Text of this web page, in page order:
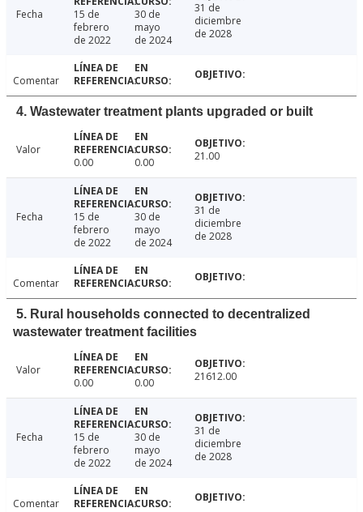
Fecha
15 de
febrero
de 2022
30 de
mayo
de 2024
31 de
diciembre
de 2028
Comentar
4. Wastewater treatment plants upgraded or built
Valor
0.00
0.00 21.00
Fecha
15 de
febrero
de 2022
30 de
mayo
de 2024
31 de
diciembre
de 2028
Comentar
5. Rural households connected to decentralized
wastewater treatment facilities
Valor
0.00
0.00 21612.00
Fecha
15 de
febrero
de 2022
30 de
mayo
de 2024
31 de
diciembre
de 2028
Comentar